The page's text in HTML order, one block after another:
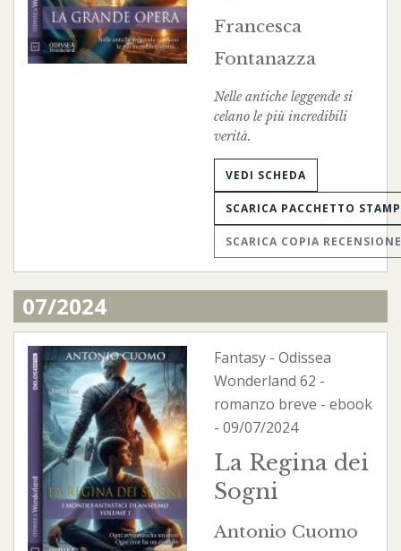
Francesca
Fontanazza
Nelle antiche leggende si
celano le più incredibili
verità.
VEDI SCHEDA
SCARICA PACCHETTO
SCARICA COPIA RECENSIONE
07/2024
Fantasy - Odissea
Wonderland 62 -
romanzo breve - ebook
- 09/07/2024
La Regina dei
Sogni
Antonio Cuomo